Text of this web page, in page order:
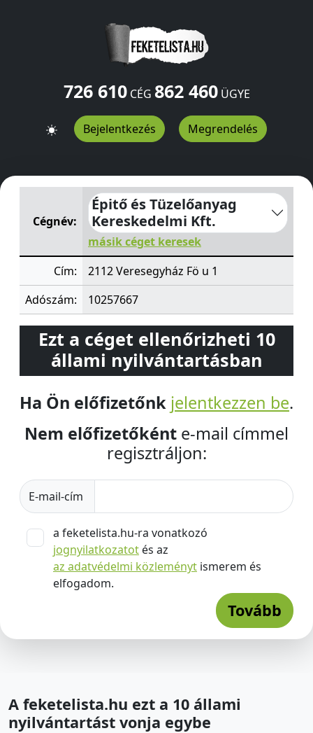
726 610CÉG 862 460ÜGYE
Bejelentkezés Megrendelés
Épitő és Tüzelőanyag Kereskedelmi Kft.Fö u 1
Cégnév:
Épitő és Tüzelőanyag
Kereskedelmi Kft.
másik céget keresek
Cím:
2112 Veresegyház Fö u 1
Adószám:
10257667
Ezt a céget ellenőrizheti 10
állami nyilvántartásban
Ha Ön előfizetőnk jelentkezzen be.
Nem előfizetőként e-mail címmel
regisztráljon:
E-mail-cím
a feketelista.hu-ra vonatkozó
jognyilatkozatot és az
az adatvédelmi közleményt ismerem és
elfogadom.
Tovább
A feketelista.hu ezt a 10 állami
nyilvántartást vonja egybe